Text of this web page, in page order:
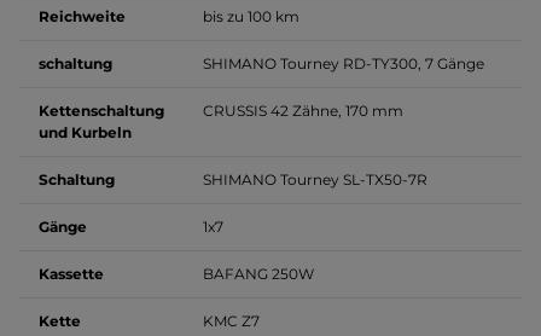
Reichweite bis zu 100 km
schaltung SHIMANO Tourney RD-TY300, 7 Gänge
Kettenschaltung
und Kurbeln
CRUSSIS 42 Zähne, 170 mm
Schaltung SHIMANO Tourney SL-TX50-7R
Gänge 1x7
Kassette BAFANG 250W
Kette KMC Z7